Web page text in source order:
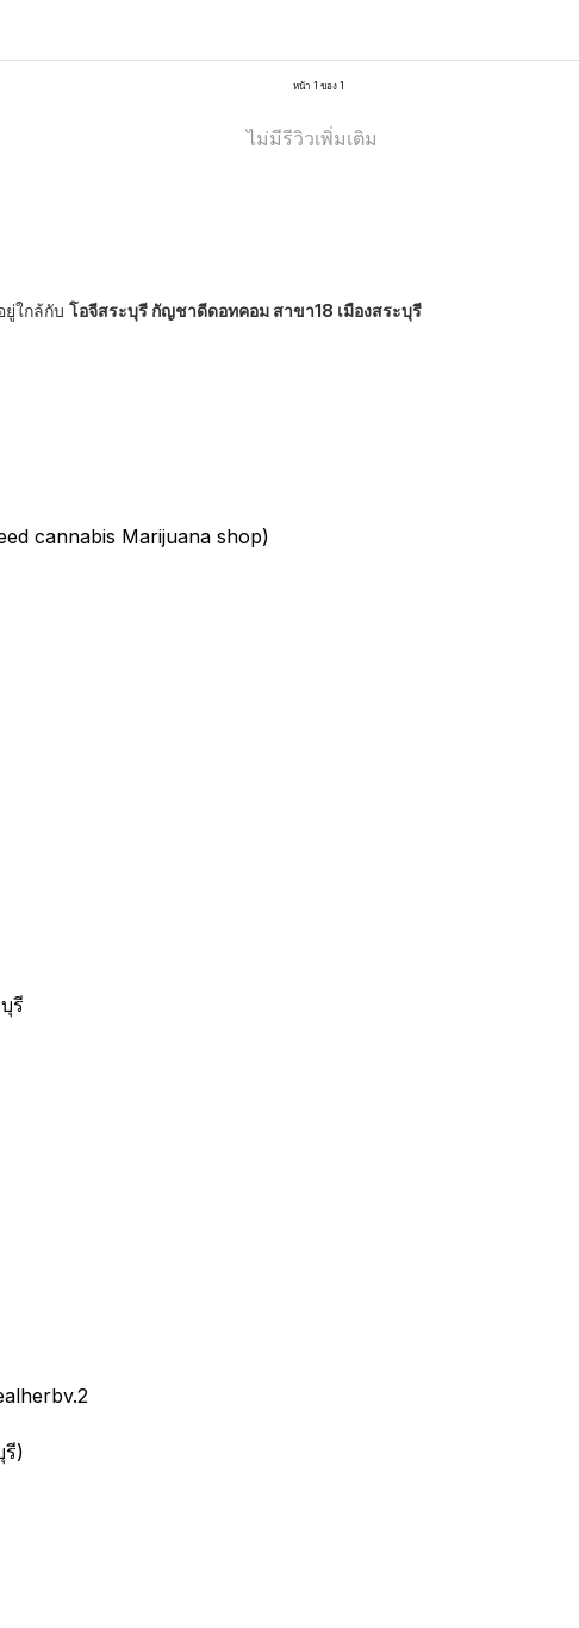
หน้า 1 ของ 1
ไม่มีรีวิวเพิ่มเติม
ใกล้กับ โอจีสระบุรี กัญชาดีดอทคอม สาขา18 เมืองสระบุรี
cannabis Marijuana shop)
รี
รี)